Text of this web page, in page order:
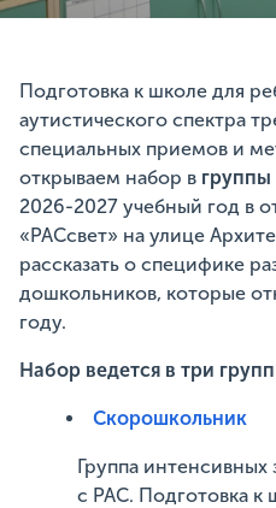
Подготовка к школе для
аутистического спектра
специальных приемов и
открываем набор в группы
2026-2027 учебный год в
«РАСсвет» на улице
рассказать о специфике
дошкольников, которые
году.
Набор ведется в три
Скорошкольник
Группа интенсивных
с РАС. Подготовка к